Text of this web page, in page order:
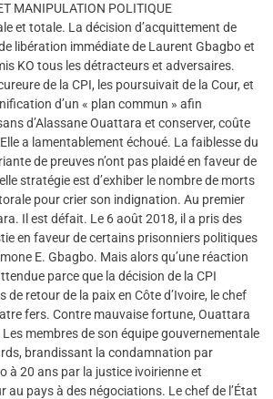
MANIPULATION POLITIQUE
et totale. La décision d’acquittement de
libération immédiate de Laurent Gbagbo et
KO tous les détracteurs et adversaires.
de la CPI, les poursuivait de la Cour, et
d’un « plan commun » afin
d’Alassane Ouattara et conserver, coûte
a lamentablement échoué. La faiblesse du
de preuves n’ont pas plaidé en faveur de
stratégie est d’exhiber le nombre de morts
pour crier son indignation. Au premier
Il est défait. Le 6 août 2018, il a pris des
en faveur de certains prisonniers politiques
E. Gbagbo. Mais alors qu’une réaction
parce que la décision de la CPI
de retour de la paix en Côte d’Ivoire, le chef
fers. Contre mauvaise fortune, Ouattara
membres de son équipe gouvernementale
brandissant la condamnation par
à 20 ans par la justice ivoirienne et
pays à des négociations. Le chef de l’État